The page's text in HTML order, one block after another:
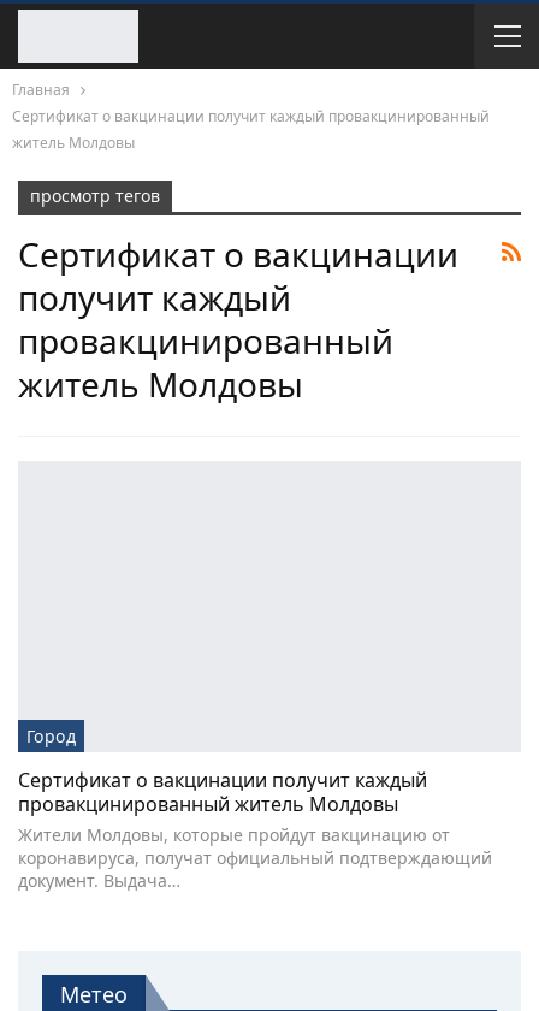
Главная
Сертификат о вакцинации получит каждый провакцинированный
житель Молдовы
просмотр тегов
Сертификат о вакцинации
получит каждый
провакцинированный
житель Молдовы
Город
Сертификат о вакцинации получит каждый
провакцинированный житель Молдовы
Жители Молдовы, которые пройдут вакцинацию от
коронавируса, получат официальный подтверждающий
документ. Выдача…
Метео